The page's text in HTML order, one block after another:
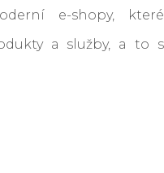
e-shopy, které
a služby, a to s